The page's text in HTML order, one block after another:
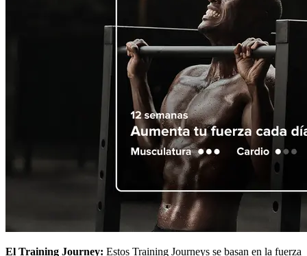
El Training Journey: Estos Training Journeys se basan en la fuerza